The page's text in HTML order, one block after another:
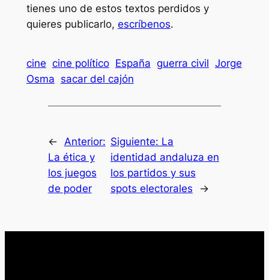
tienes uno de estos textos perdidos y
quieres publicarlo, escríbenos.
cine cine político España guerra civil Jorge
Osma sacar del cajón
←
Anterior:
La ética y
los juegos
de poder
Siguiente: La
identidad andaluza en
los partidos y sus
spots electorales
→